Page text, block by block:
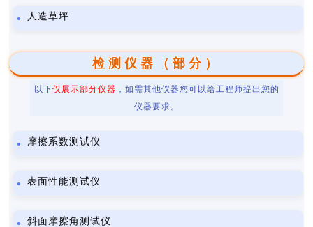
人造草坪
检测仪器（部分）
以下仅展示部分仪器 ，如需其他仪器您可以给工程师提出您的
仪器要求。
摩擦系数测试仪
表面性能测试仪
斜面摩擦角测试仪